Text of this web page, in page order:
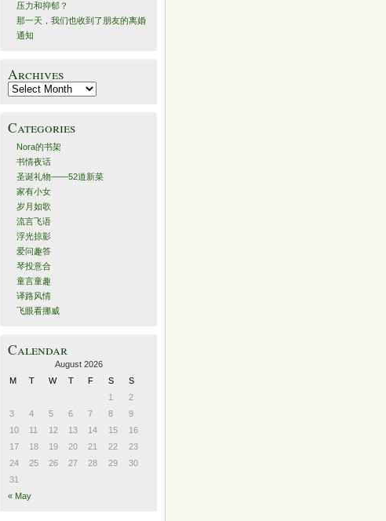
压力和抑郁？
那一天，我们也收到了朋友的离婚
通知
Archives
Archives
Categories
Nora的书架
书情夜话
圣诞礼物——52道新菜
家有小女
岁月如歌
流言飞语
浮光掠影
爱问趣答
琴投意合
童言童趣
译路风情
飞眼看挪威
Calendar
August 2026
M
T W T F S
S
1
2
3
4 5 6 7 8
9
10
11 12 13 14 15
16
17
18 19 20 21 22
23
24
25 26 27 28 29
30
31
« May